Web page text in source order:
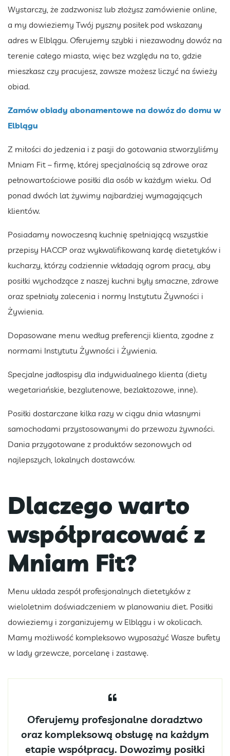
Wystarczy, że zadzwonisz lub złożysz zamówienie online,
a my dowieziemy Twój pyszny posiłek pod wskazany
adres w Elblągu. Oferujemy szybki i niezawodny dowóz na
terenie całego miasta, więc bez względu na to, gdzie
mieszkasz czy pracujesz, zawsze możesz liczyć na świeży
obiad.
Zamów obiady abonamentowe na dowóz do domu w
Elblągu
Z miłości do jedzenia i z pasji do gotowania stworzyliśmy
Mniam Fit – firmę, której specjalnością są zdrowe oraz
pełnowartościowe posiłki dla osób w każdym wieku. Od
ponad dwóch lat żywimy najbardziej wymagających
klientów.
Posiadamy nowoczesną kuchnię spełniającą wszystkie
przepisy HACCP oraz wykwalifikowaną kardę dietetyków i
kucharzy, którzy codziennie wkładają ogrom pracy, aby
posiłki wychodzące z naszej kuchni były smaczne, zdrowe
oraz spełniały zalecenia i normy Instytutu Żywności i
Żywienia.
Dopasowane menu według preferencji klienta, zgodne z
normami Instytutu Żywności i Żywienia.
Specjalne jadłospisy dla indywidualnego klienta (diety
wegetariańskie, bezglutenowe, bezlaktozowe, inne).
Posiłki dostarczane kilka razy w ciągu dnia własnymi
samochodami przystosowanymi do przewozu żywności.
Dania przygotowane z produktów sezonowych od
najlepszych, lokalnych dostawców.
Dlaczego warto
współpracować z
Mniam Fit?
Menu układa zespół profesjonalnych dietetyków z
wieloletnim doświadczeniem w planowaniu diet. Posiłki
dowieziemy i zorganizujemy w Elblągu i w okolicach.
Mamy możliwość kompleksowo wyposażyć Wasze bufety
w lady grzewcze, porcelanę i zastawę.
Oferujemy profesjonalne doradztwo
oraz kompleksową obsługę na każdym
etapie współpracy. Dowozimy posiłki